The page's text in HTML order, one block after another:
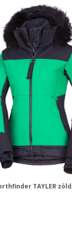
TAYLER